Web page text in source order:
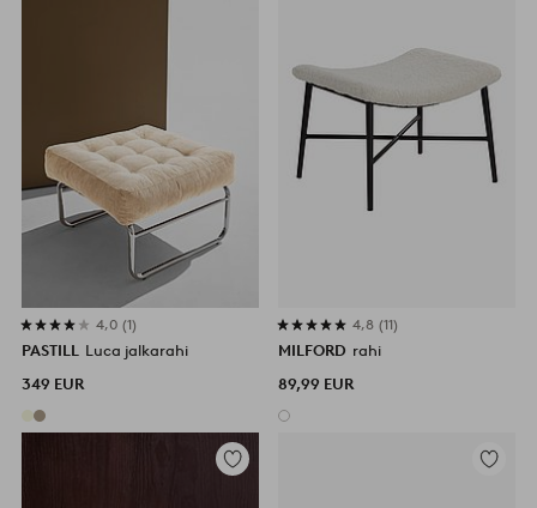
4,0 1
PASTILL Luca jalkarahi
349 EUR
4,8 11
MILFORD rahi
89,99 EUR
Lisää
Lisää